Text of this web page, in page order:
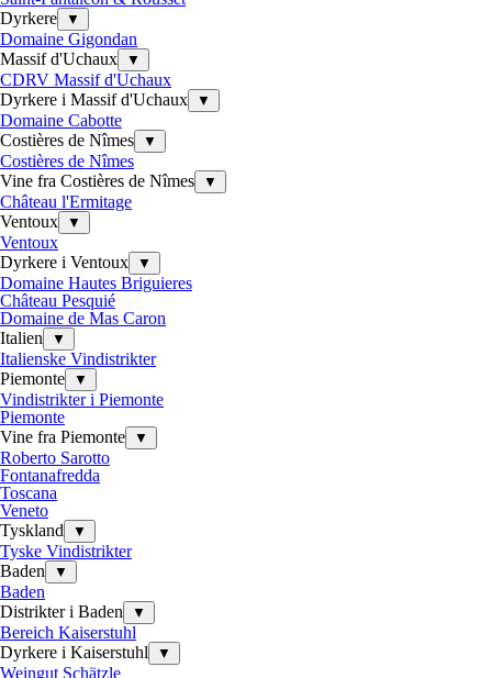
Dyrkere
▼
Domaine Gigondan
Massif d'Uchaux
▼
CDRV Massif d'Uchaux
Dyrkere i Massif d'Uchaux
▼
Domaine Cabotte
Costières de Nîmes
▼
Costières de Nîmes
Vine fra Costières de Nîmes
▼
Château l'Ermitage
Ventoux
▼
Ventoux
Dyrkere i Ventoux
▼
Domaine Hautes Briguieres
Château Pesquié
Domaine de Mas Caron
Italien
▼
Italienske Vindistrikter
Piemonte
▼
Vindistrikter i Piemonte
Piemonte
Vine fra Piemonte
▼
Roberto Sarotto
Fontanafredda
Toscana
Veneto
Tyskland
▼
Tyske Vindistrikter
Baden
▼
Baden
Distrikter i Baden
▼
Bereich Kaiserstuhl
Dyrkere i Kaiserstuhl
▼
Weingut Schätzle